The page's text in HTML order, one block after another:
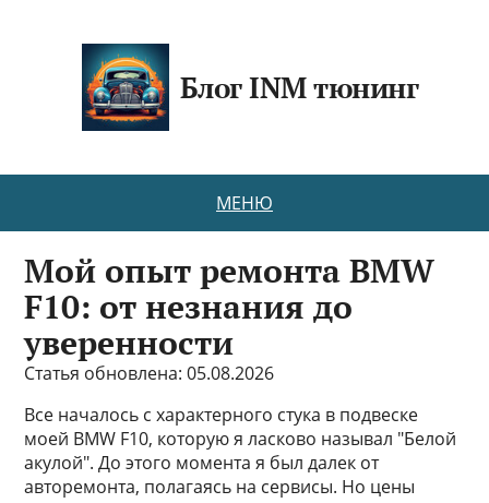
Блог INM тюнинг
МЕНЮ
Мой опыт ремонта BMW
F10: от незнания до
уверенности
Статья обновлена: 05.08.2026
Все началось с характерного стука в подвеске
моей BMW F10, которую я ласково называл "Белой
акулой". До этого момента я был далек от
авторемонта, полагаясь на сервисы. Но цены